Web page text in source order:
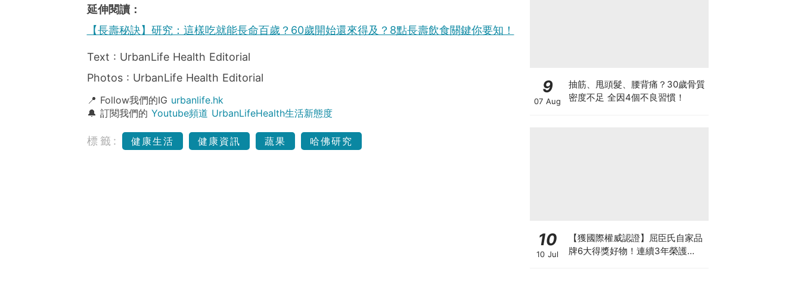
延伸閱讀：
【長壽秘訣】研究：這樣吃就能長命百歲？60歲開始還來得及？8點長壽飲食關鍵你要知！
Text : UrbanLife Health Editorial
Photos : UrbanLife Health Editorial
📍 Follow我們的IG urbanlife.hk
🔔 訂閱我們的 Youtube頻道 UrbanLifeHealth生活新態度
標籤: 健康生活 健康資訊 蔬果 哈佛研究
9
07 Aug
抽筋、甩頭髮、腰背痛？30歲骨質
密度不足 全因4個不良習慣！
10
10 Jul
【獲國際權威認證】屈臣氏自家品
牌6大得獎好物！連續3年榮護